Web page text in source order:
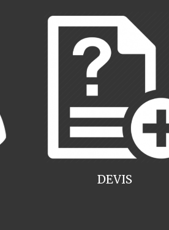
DEVIS